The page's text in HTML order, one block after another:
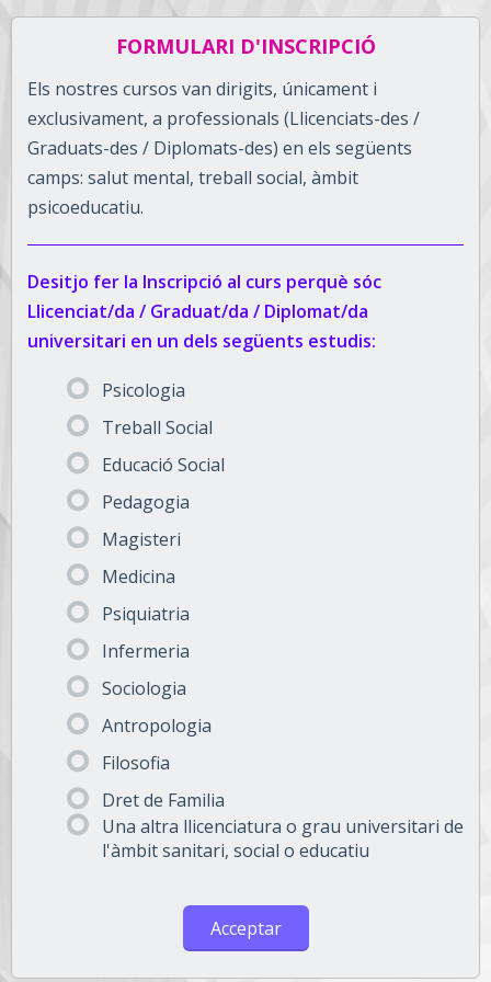
FORMULARI D'INSCRIPCIÓ
Els nostres cursos van dirigits, únicament i
exclusivament, a professionals (Llicenciats-des /
Graduats-des / Diplomats-des) en els següents
camps: salut mental, treball social, àmbit
psicoeducatiu.
Desitjo fer la Inscripció al curs perquè sóc
Llicenciat/da / Graduat/da / Diplomat/da
universitari en un dels següents estudis:
Psicologia
Treball Social
Educació Social
Pedagogia
Magisteri
Medicina
Psiquiatria
Infermeria
Sociologia
Antropologia
Filosofia
Dret de Familia
Una altra llicenciatura o grau universitari de
l'àmbit sanitari, social o educatiu